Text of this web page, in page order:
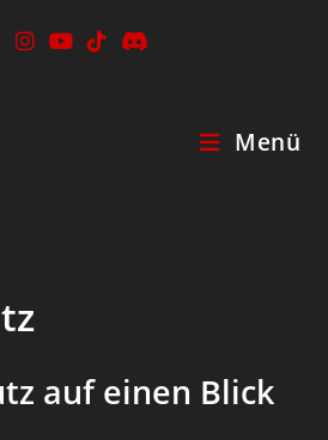
Menü
auf einen Blick